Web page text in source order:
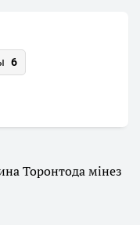
6
Торонтода мінез